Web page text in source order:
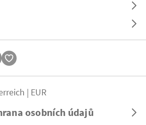
osobních údajů
| EUR